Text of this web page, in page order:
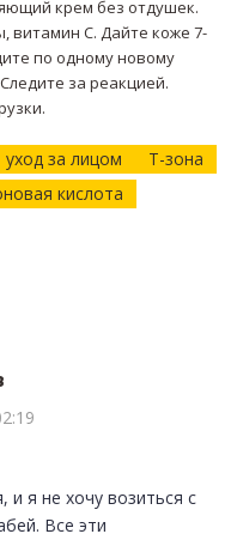
крем без отдушек.
витамин С. Дайте коже 7-
по одному новому
за реакцией.
уход за лицом
Т-зона
кислота
я не хочу возиться с
Все эти